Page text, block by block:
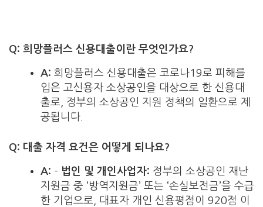
Q: 희망플러스 신용대출이란 무엇인가요?
A: 희망플러스 신용대출은 코로나19로 피해를
입은 고신용자 소상공인을 대상으로 한 신용대
출로, 정부의 소상공인 지원 정책의 일환으로 제
공됩니다.
Q: 대출 자격 요건은 어떻게 되나요?
A: – 법인 및 개인사업자: 정부의 소상공인 재난
지원금 중 ‘방역지원금’ 또는 ‘손실보전금’을 수급
한 기업으로, 대표자 개인 신용평점이 920점 이